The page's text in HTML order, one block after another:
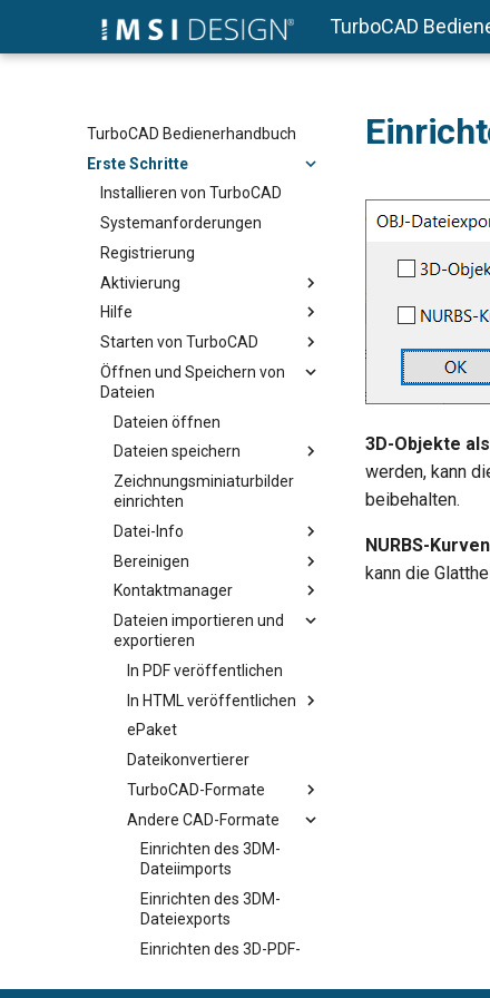
TurboCAD
TurboCAD Bedienerhandbuch
Erste Schritte
Installieren von TurboCAD
Systemanforderungen
Registrierung
Aktivierung
Hilfe
Starten von TurboCAD
Öffnen und Speichern von
Dateien
Dateien öffnen
Dateien speichern
Zeichnungsminiaturbilder
einrichten
Datei-Info
Bereinigen
Kontaktmanager
Dateien importieren und
exportieren
In PDF veröffentlichen
In HTML veröffentlichen
ePaket
Dateikonvertierer
TurboCAD-Formate
Andere CAD-Formate
Einrichten des 3DM-
Dateiimports
Einrichten des 3DM-
Dateiexports
Einrichten des 3D-PDF-
3D-Objekte
werden, kann
beibehalten.
NURBS-
kann die